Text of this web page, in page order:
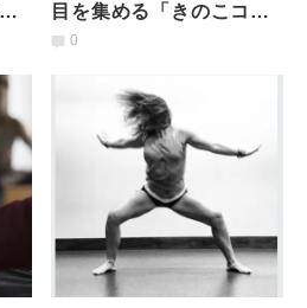
目を集める「きのこコー
ヒー」とは
0